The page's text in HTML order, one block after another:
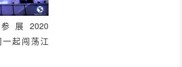
展2020
一起闯荡江